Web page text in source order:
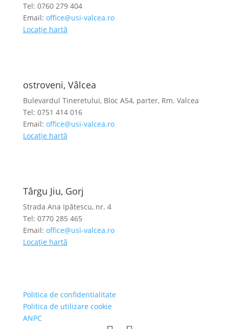
Tel: 0760 279 404
Email: office@usi-valcea.ro
Locație hartă
ostroveni, Vâlcea
Bulevardul Tineretului, Bloc A54, parter, Rm. Valcea
Tel: 0751 414 016
Email: office@usi-valcea.ro
Locație hartă
Târgu Jiu, Gorj
Strada Ana Ipătescu, nr. 4
Tel: 0770 285 465
Email: office@usi-valcea.ro
Locație hartă
Politica de confidentialitate
Politica de utilizare cookie
ANPC